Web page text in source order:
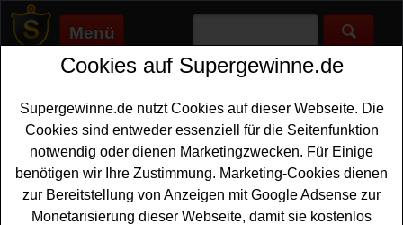
Menü
Supergewinne.de>Gewinnspiele>Produktset
Produktset gewinnen - Produktset
Gewinnspiel
Aktuelle Produktset Gewinnspiele 2026 bei
Supergewinne.de ✅ Jetzt kostenlos mitmachen und mit
etwas Glück ein Produktset gewinnen. ✅
Cookies auf Supergewinne.de
Supergewinne.de nutzt Cookies auf dieser Webseite. Die
Cookies sind entweder essenziell für die Seitenfunktion
notwendig oder dienen Marketingzwecken. Für Einige
benötigen wir Ihre Zustimmung. Marketing-Cookies dienen
zur Bereitstellung von Anzeigen mit Google Adsense zur
Monetarisierung dieser Webseite, damit sie kostenlos